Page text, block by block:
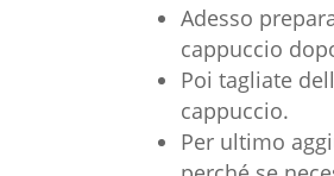
Adesso
cappuccio
Poi tagliate
cappuccio.
Per ultimo